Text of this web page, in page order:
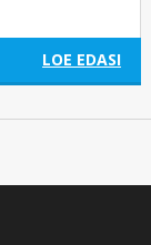
LOE EDASI